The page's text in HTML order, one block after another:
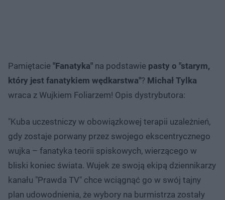
Pamiętacie "Fanatyka" na podstawie pasty o "starym,
który jest fanatykiem wędkarstwa"? Michał Tylka
wraca z Wujkiem Foliarzem! Opis dystrybutora:
"Kuba uczestniczy w obowiązkowej terapii uzależnień,
gdy zostaje porwany przez swojego ekscentrycznego
wujka – fanatyka teorii spiskowych, wierzącego w
bliski koniec świata. Wujek ze swoją ekipą dziennikarzy
kanału "Prawda TV" chce wciągnąć go w swój tajny
plan udowodnienia, że wybory na burmistrza zostały